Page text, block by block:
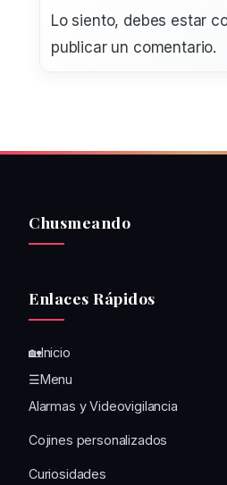
Lo siento, debes estar
publicar un comentario.
Chusmeando
Enlaces Rápidos
🏡Inicio
☰Menu
Alarmas y Videovigilancia
Cojines personalizados
Curiosidades